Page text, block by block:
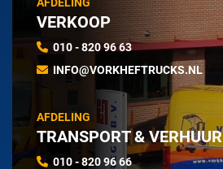
VERKOOP
010 - 820 96 63
INFO@VORKHEFTRUCKS.NL
AFDELING
TRANSPORT & VERHUUR
010 - 820 96 66